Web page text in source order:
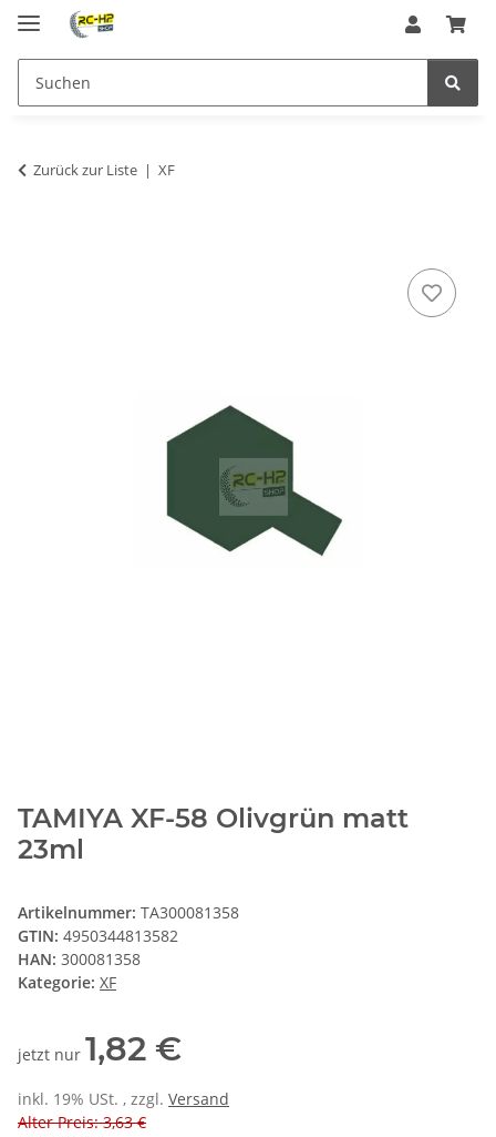
Zurück zur Liste XF
TAMIYA XF-58 Olivgrün matt
23ml
Artikelnummer: TA300081358
GTIN: 4950344813582
HAN: 300081358
Kategorie: XF
jetzt nur 1,82 €
inkl. 19% USt. , zzgl. Versand
Alter Preis: 3,63 €